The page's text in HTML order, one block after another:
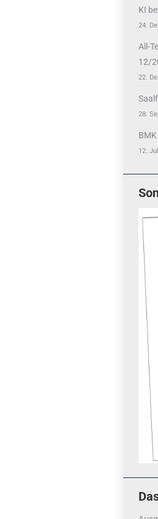
KI
24.
All-
12/
22.
28.
12.
Instagram